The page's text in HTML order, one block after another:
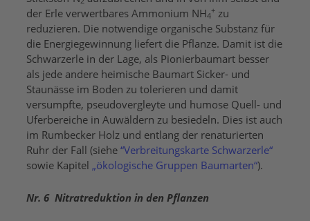
der Erle verwertbares Ammonium NH4
+zu
reduzieren. Die notwendige organische Substanz für
die Energiegewinnung liefert die Pflanze. Damit ist die
Schwarzerle in der Lage, als Pionierbaumart besser
als jede andere heimische Baumart Sicker- und
Staunässe im Boden zu tolerieren und damit
versumpfte, pseudovergleyte und humose Quell- und
Uferbereiche in Auwäldern zu besiedeln. Dies ist auch
im Rumbecker Holz und entlang der renaturierten
Ruhr der Fall (siehe “Verbreitungskarte Schwarzerle“
sowie Kapitel „ökologische Gruppen Baumarten“).
Nr. 6 Nitratreduktion in den Pflanzen